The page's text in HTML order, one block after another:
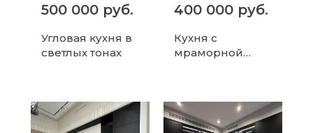
500 000 руб.
Угловая кухня в
светлых тонах
400 000 руб.
Кухня с
мраморной